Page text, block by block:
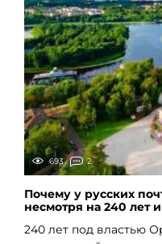
693 2
Почему у русских
несмотря на 240 лет
240 лет под властью